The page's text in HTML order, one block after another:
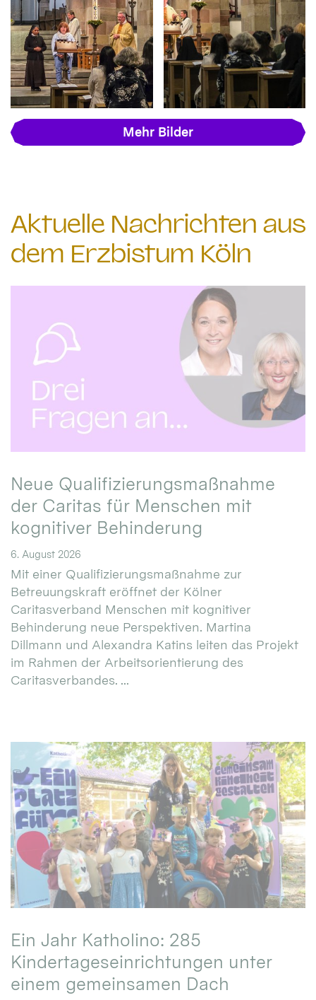
Mehr Bilder
Aktuelle Nachrichten aus
dem Erzbistum Köln
Neue Qualifizierungsmaßnahme
der Caritas für Menschen mit
kognitiver Behinderung
6. August 2026
Mit einer Qualifizierungsmaßnahme zur
Betreuungskraft eröffnet der Kölner
Caritasverband Menschen mit kognitiver
Behinderung neue Perspektiven. Martina
Dillmann und Alexandra Katins leiten das Projekt
im Rahmen der Arbeitsorientierung des
Caritasverbandes. ...
Ein Jahr Katholino: 285
Kindertageseinrichtungen unter
einem gemeinsamen Dach